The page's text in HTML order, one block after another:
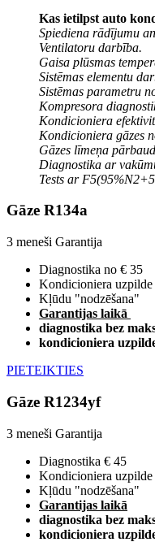
Kas ietilpst auto
Spiediena rādījumu
Ventilatoru darbība.
Gaisa plūsmas
Sistēmas elementu
Sistēmas parametru
Kompresora
Kondicioniera
Kondicioniera gāzes
Gāzes līmeņa
Diagnostika ar
Tests ar
Gāze R134a
3 meneši Garantija
Diagnostika no € 35
Kondicioniera uzpilde
Kļūdu "nodzēšana"
Garantijas laikā
diagnostika bez
kondicioniera
PIETEIKTIES
Gāze R1234yf
3 meneši Garantija
Diagnostika € 45
Kondicioniera
Kļūdu "nodzēšana"
Garantijas laikā
diagnostika bez
kondicioniera